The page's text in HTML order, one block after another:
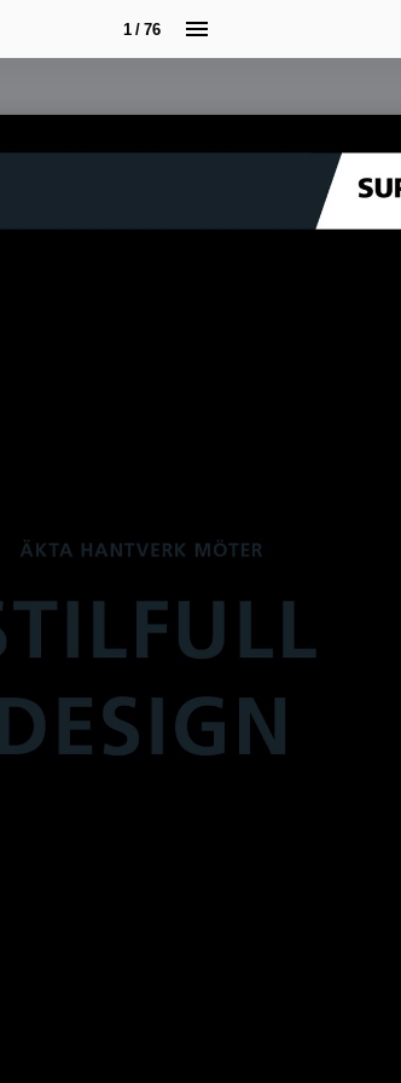
1 / 76